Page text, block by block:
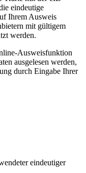
eindeutige
Ihrem Ausweis
mit gültigem
werden.
Ausweisfunktion
ausgelesen werden,
durch Eingabe Ihrer
eindeutiger